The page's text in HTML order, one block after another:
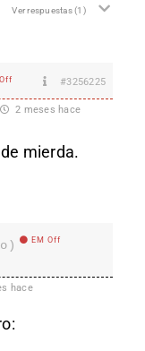
Ver respuestas(1)
#3256225
2 meses hace
mierda.
EM Off
hace